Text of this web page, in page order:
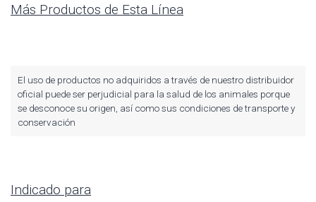
Más Productos de Esta Línea
El uso de productos no adquiridos a través de nuestro distribuidor
oficial puede ser perjudicial para la salud de los animales porque
se desconoce su origen, así como sus condiciones de transporte y
conservación
Indicado para